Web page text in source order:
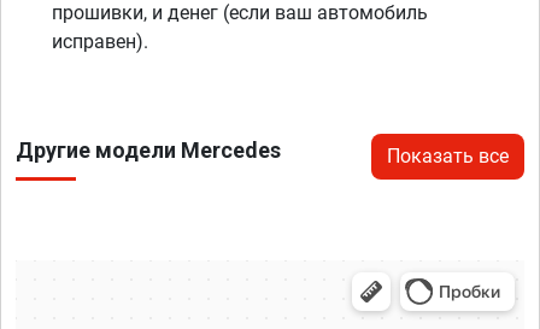
прошивки, и денег (если ваш автомобиль
исправен).
Другие модели Mercedes Показать все